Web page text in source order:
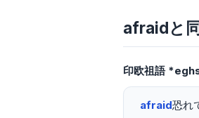
afraidと
印欧祖語
afraid恐れ